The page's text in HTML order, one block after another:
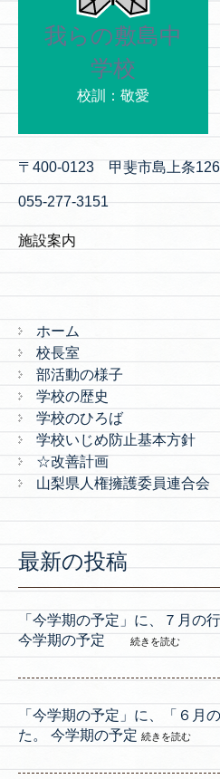
我らの敷島中
学校
校訓：敬愛
〒400-0123 甲斐市島上条
055-277-3151
施設案内
ホーム
校長室
部活動の様子
学校の歴史
学校のひろば
学校いじめ防止基本方針
☆改善計画
山梨県人権擁護委員連合会
最新の投稿
「今学期の予定」に、７月の
今学期の予定
続きを読む
「今学期の予定」に、「６月
た。 今学期の予定 続きを読む